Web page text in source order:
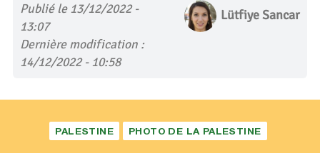
Publié le 13/12/2022 -
13:07
Dernière modification :
14/12/2022 - 10:58
Lütfiye Sancar
PALESTINE PHOTO DE LA PALESTINE